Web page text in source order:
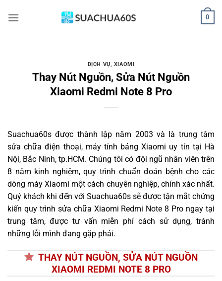
qua
0
DỊCH VỤ, XIAOMI
Thay Nút Nguồn, Sửa Nút Nguồn
Xiaomi Redmi Note 8 Pro
Suachua60s được thành lập năm 2003 và là trung tâm
sửa chữa điện thoại, máy tính bảng Xiaomi uy tín tại Hà
Nội, Bắc Ninh, tp.HCM. Chúng tôi có đội ngũ nhân viên trên
8 năm kinh nghiệm, quy trình chuẩn đoán bệnh cho các
dòng máy Xiaomi một cách chuyên nghiệp, chính xác nhất.
Quý khách khi đến với Suachua60s sẽ được tận mắt chứng
kiến quy trình sửa chữa Xiaomi Redmi Note 8 Pro ngay tại
trung tâm, được tư vấn miễn phí cách sử dụng, tránh
những lỗi mình đang gặp phải.
THAY NÚT NGUỒN, SỬA NÚT NGUỒN
XIAOMI REDMI NOTE 8 PRO